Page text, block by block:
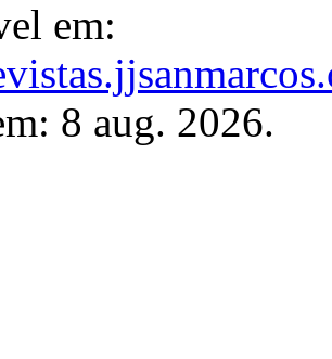
em:
8 aug. 2026.